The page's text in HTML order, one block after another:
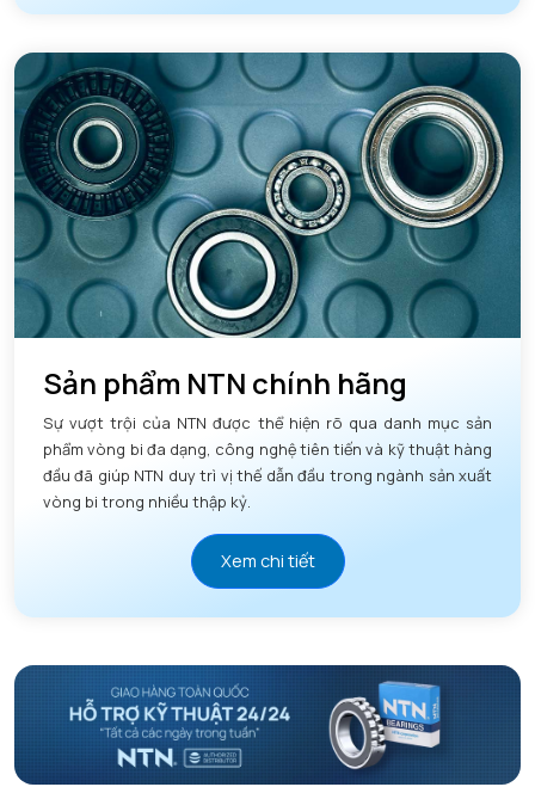
Sản phẩm NTN chính hãng
Sự vượt trội của NTN được thể hiện rõ qua danh mục sản
phẩm vòng bi đa dạng, công nghệ tiên tiến và kỹ thuật hàng
đầu đã giúp NTN duy trì vị thế dẫn đầu trong ngành sản xuất
vòng bi trong nhiều thập kỷ.
Xem chi tiết